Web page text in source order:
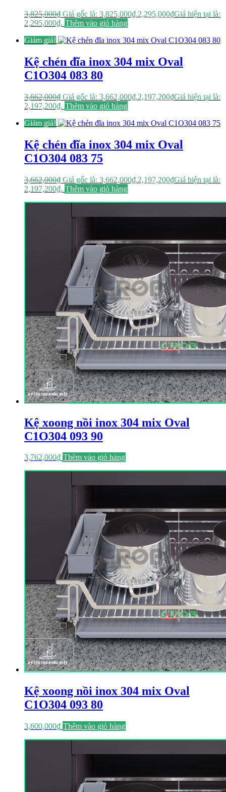
3,825,000₫ Giá gốc là: 3,825,000₫.2,295,000₫Giá hiện tại là:
2,295,000₫. Thêm vào giỏ hàng
Giảm giá!
Kệ chén đĩa inox 304 mix Oval
C1O304 083 80
3,662,000₫ Giá gốc là: 3,662,000₫.2,197,200₫Giá hiện tại là:
2,197,200₫. Thêm vào giỏ hàng
Giảm giá!
Kệ chén đĩa inox 304 mix Oval
C1O304 083 75
3,662,000₫ Giá gốc là: 3,662,000₫.2,197,200₫Giá hiện tại là:
2,197,200₫. Thêm vào giỏ hàng
Kệ xoong nồi inox 304 mix Oval
C1O304 093 90
3,762,000₫ Thêm vào giỏ hàng
Kệ xoong nồi inox 304 mix Oval
C1O304 093 80
3,600,000₫ Thêm vào giỏ hàng